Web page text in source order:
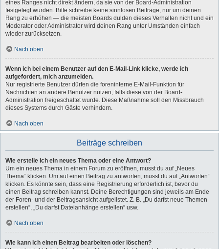
eines Ranges nicht direkt ändern, da sie von der Board-Administration
festgelegt wurden. Bitte schreibe keine sinnlosen Beiträge, nur um deinen
Rang zu erhöhen — die meisten Boards dulden dieses Verhalten nicht und ein
Moderator oder Administrator wird deinen Rang unter Umständen einfach
wieder zurücksetzen.
Nach oben
Wenn ich bei einem Benutzer auf den E-Mail-Link klicke, werde ich
aufgefordert, mich anzumelden.
Nur registrierte Benutzer dürfen die foreninterne E-Mail-Funktion für
Nachrichten an andere Benutzer nutzen, falls diese von der Board-
Administration freigeschaltet wurde. Diese Maßnahme soll den Missbrauch
dieses Systems durch Gäste verhindern.
Nach oben
Beiträge schreiben
Wie erstelle ich ein neues Thema oder eine Antwort?
Um ein neues Thema in einem Forum zu eröffnen, musst du auf „Neues
Thema“ klicken. Um auf einen Beitrag zu antworten, musst du auf „Antworten“
klicken. Es könnte sein, dass eine Registrierung erforderlich ist, bevor du
einen Beitrag schreiben kannst. Deine Berechtigungen sind jeweils am Ende
der Foren- und der Beitragsansicht aufgelistet. Z. B. „Du darfst neue Themen
erstellen“, „Du darfst Dateianhänge erstellen“ usw.
Nach oben
Wie kann ich einen Beitrag bearbeiten oder löschen?